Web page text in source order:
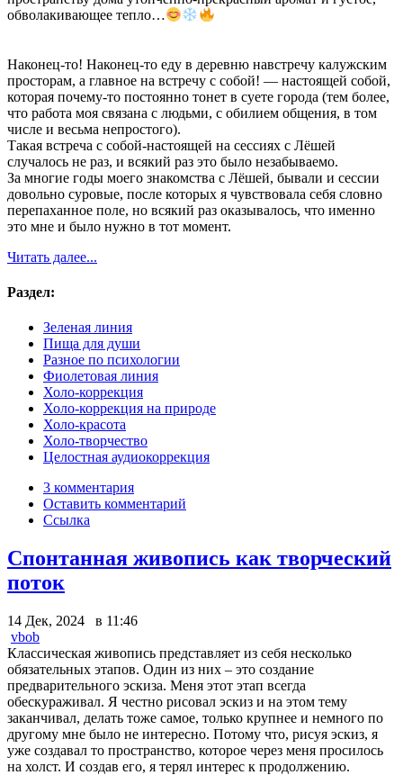
обволакивающее тепло…
Наконец-то! Наконец-то еду в деревню навстречу калужским
просторам, а главное на встречу с собой! — настоящей собой,
которая почему-то постоянно тонет в суете города (тем более,
что работа моя связана с людьми, с обилием общения, в том
числе и весьма непростого).
Такая встреча с собой-настоящей на сессиях с Лёшей
случалось не раз, и всякий раз это было незабываемо.
За многие годы моего знакомства с Лёшей, бывали и сессии
довольно суровые, после которых я чувствовала себя словно
перепаханное поле, но всякий раз оказывалось, что именно
это мне и было нужно в тот момент.
Читать далее...
Раздел:
Зеленая линия
Пища для души
Разное по психологии
Фиолетовая линия
Холо-коррекция
Холо-коррекция на природе
Холо-красота
Холо-творчество
Целостная аудиокоррекция
3 комментария
Оставить комментарий
Ссылка
Спонтанная живопись как творческий
поток
14 Дек, 2024 в 11:46
vbob
Классическая живопись представляет из себя несколько
обязательных этапов. Один из них – это создание
предварительного эскиза. Меня этот этап всегда
обескураживал. Я честно рисовал эскиз и на этом тему
заканчивал, делать тоже самое, только крупнее и немного по
другому мне было не интересно. Потому что, рисуя эскиз, я
уже создавал то пространство, которое через меня просилось
на холст. И создав его, я терял интерес к продолжению.